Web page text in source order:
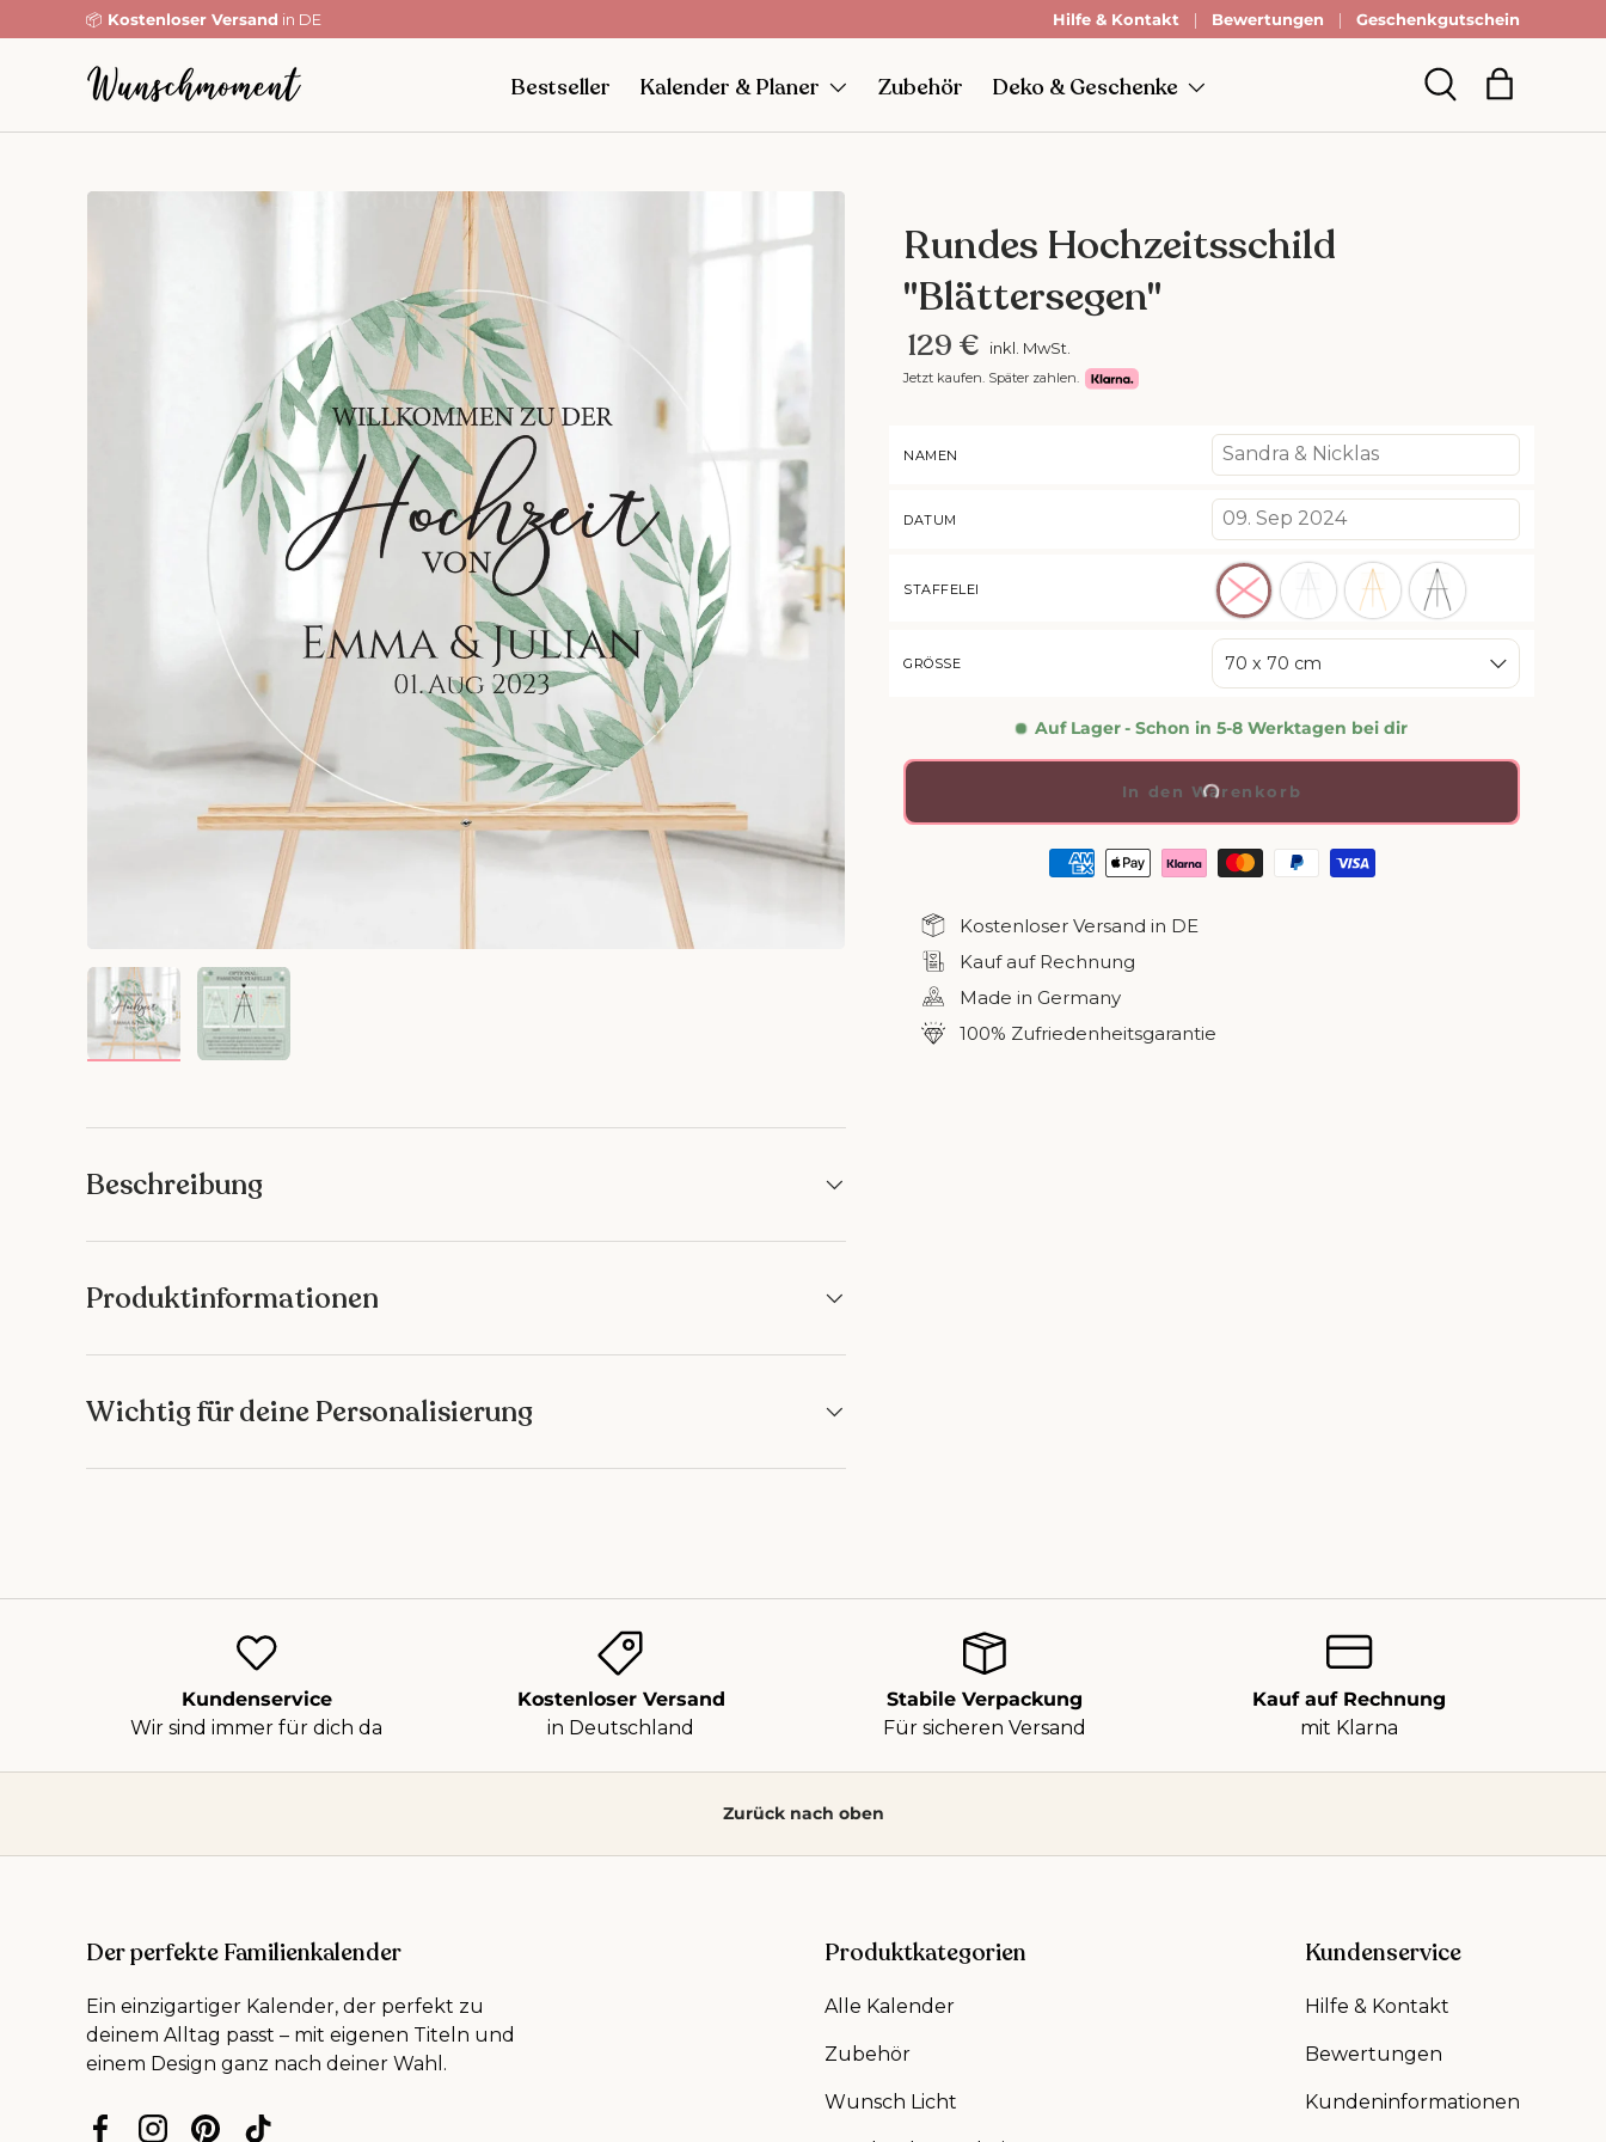
Hilfe & Kontakt Bewertungen Geschenkgutschein
Bestseller Kalender & Planer Zubehör Deko & Geschenke Suche
Rundes Hochzeitsschild
"Blättersegen"
129 € inkl. MwSt.
Jetzt kaufen. Später zahlen.
NAMEN
DATUM
STAFFELEI
GRÖSSE 70 x 70 cm
Auf Lager- Schon in 5-8 Werktagen bei dir
In den Warenkorb
Kostenloser Versand in DE
Kauf auf Rechnung
Made in Germany
100% Zufriedenheitsgarantie
Beschreibung
Produktinformationen
Wichtig für deine Personalisierung
Kundenservice
Wir sind immer für dich da
Kostenloser Versand
in Deutschland
Stabile Verpackung
Für sicheren Versand
Kauf auf Rechnung
mit Klarna
Zurück nach oben
Der perfekte Familienkalender
Ein einzigartiger Kalender, der perfekt zu
deinem Alltag passt – mit eigenen Titeln und
einem Design ganz nach deiner Wahl.
Produktkategorien
Alle Kalender
Zubehör
Wunsch Licht
Kundenservice
Hilfe & Kontakt
Bewertungen
Kundeninformationen